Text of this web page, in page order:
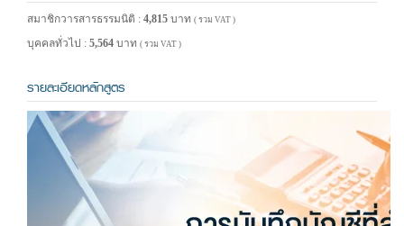
สมาชิกวารสารธรรมนิติ : 4,815 บาท ( รวม VAT )
บุคคลทั่วไป : 5,564 บาท ( รวม VAT )
รายละเอียดหลักสูตร